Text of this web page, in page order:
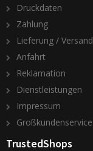
Druckdaten
Zahlung
Lieferung / Versand
Anfahrt
Reklamation
Dienstleistungen
Impressum
Großkundenservice
TrustedShops